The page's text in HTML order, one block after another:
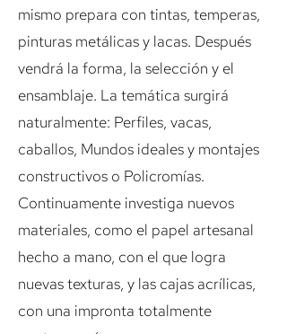
mismo prepara con tintas, temperas,
pinturas metálicas y lacas. Después
vendrá la forma, la selección y el
ensamblaje. La temática surgirá
naturalmente: Perfiles, vacas,
caballos, Mundos ideales y montajes
constructivos o Policromías.
Continuamente investiga nuevos
materiales, como el papel artesanal
hecho a mano, con el que logra
nuevas texturas, y las cajas acrílicas,
con una impronta totalmente